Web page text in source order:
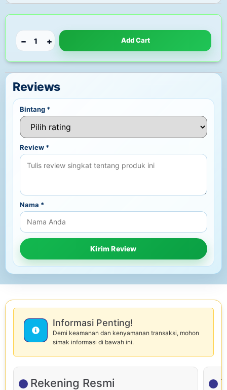
− + Add Cart
Reviews
Bintang *
Review *
Nama *
Informasi Penting!
Demi keamanan dan kenyamanan transaksi, mohon
simak informasi di bawah ini.
Rekening Resmi